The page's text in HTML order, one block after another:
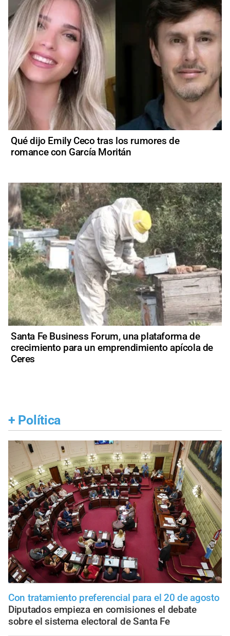
Qué dijo Emily Ceco tras los rumores de
romance con García Moritán
Santa Fe Business Forum, una plataforma de
crecimiento para un emprendimiento apícola de
Ceres
+ Política
Con tratamiento preferencial para el 20 de agosto
Diputados empieza en comisiones el debate
sobre el sistema electoral de Santa Fe